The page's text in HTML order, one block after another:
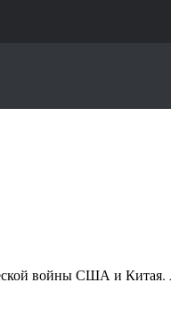
войны США и Китая.